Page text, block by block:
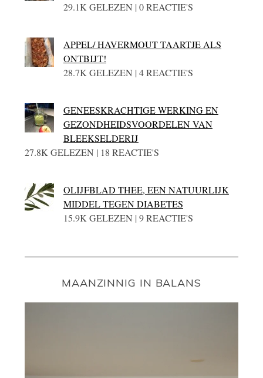
29.1K GELEZEN | 0 REACTIE'S
APPEL/ HAVERMOUT TAARTJE ALS
ONTBIJT!
28.7K GELEZEN | 4 REACTIE'S
GENEESKRACHTIGE WERKING EN
GEZONDHEIDSVOORDELEN VAN
BLEEKSELDERIJ
27.8K GELEZEN | 18 REACTIE'S
OLIJFBLAD THEE, EEN NATUURLIJK
MIDDEL TEGEN DIABETES
15.9K GELEZEN | 9 REACTIE'S
MAANZINNIG IN BALANS